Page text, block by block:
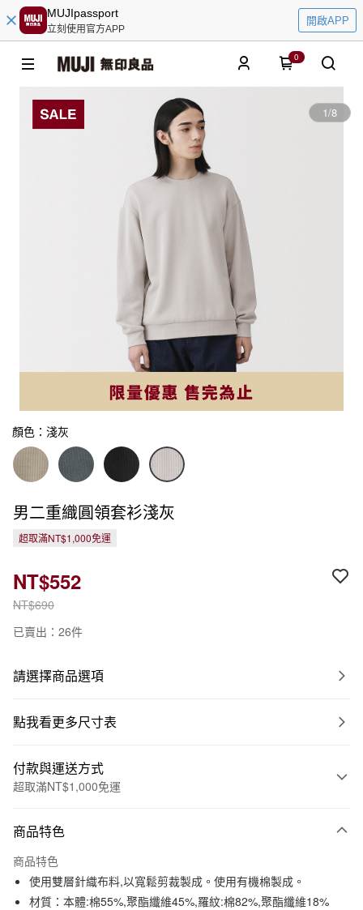
MUJIpassport
立刻使用官方APP
開啟APP
0
1/8
顏色：淺灰
男二重織圓領套衫淺灰
超取滿NT$1,000免運
NT$690
NT$552
已賣出：26件
請選擇商品選項
點我看更多尺寸表
付款與運送方式
超取滿NT$1,000免運
信用卡一次付款
信用卡分期付款
3 期 0 利率 每期 NT$184 21家銀行
商品特色
商品特色
使用雙層針織布料,以寬鬆剪裁製成。使用有機棉製成。
材質：本體:棉55%,聚酯纖維45%,羅紋:棉82%,聚酯纖維18%